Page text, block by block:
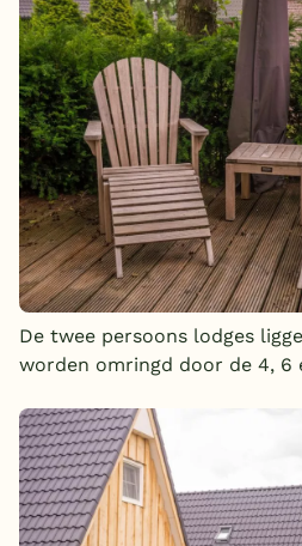
De twee persoons lodges
worden omringd door de 4, 6